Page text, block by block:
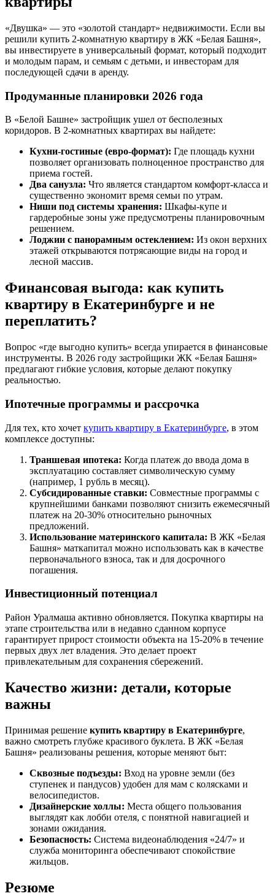
«Двушка» — это «золотой стандарт» недвижимости. Если вы
решили купить 2-комнатную квартиру в ЖК «Белая Башня»,
вы инвестируете в универсальный формат, который подходит
и молодым парам, и семьям с детьми, и инвесторам для
последующей сдачи в аренду.
Продуманные планировки 2026 года
В «Белой Башне» застройщик ушел от бесполезных
коридоров. В 2-комнатных квартирах вы найдете:
Кухни-гостиные (евро-формат): Где площадь кухни
позволяет организовать полноценное пространство для
приема гостей.
Два санузла: Что является стандартом комфорт-класса и
существенно экономит время семьи по утрам.
Ниши под системы хранения: Шкафы-купе и
гардеробные зоны уже предусмотрены планировочным
решением.
Лоджии с панорамным остеклением: Из окон верхних
этажей открываются потрясающие виды на город и
лесной массив.
Финансовая выгода: как купить
квартиру в Екатеринбурге и не
переплатить?
Вопрос «где выгодно купить» всегда упирается в финансовые
инструменты. В 2026 году застройщики ЖК «Белая Башня»
предлагают гибкие условия, которые делают покупку
реальностью.
Ипотечные программы и рассрочка
Для тех, кто хочет купить квартиру в Екатеринбурге, в этом
комплексе доступны:
Траншевая ипотека: Когда платеж до ввода дома в
эксплуатацию составляет символическую сумму
(например, 1 рубль в месяц).
Субсидированные ставки: Совместные программы с
крупнейшими банками позволяют снизить ежемесячный
платеж на 20-30% относительно рыночных
предложений.
Использование материнского капитала: В ЖК «Белая
Башня» маткапитал можно использовать как в качестве
первоначального взноса, так и для досрочного
погашения.
Инвестиционный потенциал
Район Уралмаша активно обновляется. Покупка квартиры на
этапе строительства или в недавно сданном корпусе
гарантирует прирост стоимости объекта на 15-20% в течение
первых двух лет владения. Это делает проект
привлекательным для сохранения сбережений.
Качество жизни: детали, которые
важны
Принимая решение купить квартиру в Екатеринбурге,
важно смотреть глубже красивого буклета. В ЖК «Белая
Башня» реализованы решения, которые меняют быт:
Сквозные подъезды: Вход на уровне земли (без
ступенек и пандусов) удобен для мам с колясками и
велосипедистов.
Дизайнерские холлы: Места общего пользования
выглядят как лобби отеля, с понятной навигацией и
зонами ожидания.
Безопасность: Система видеонаблюдения «24/7» и
служба мониторинга обеспечивают спокойствие
жильцов.
Резюме